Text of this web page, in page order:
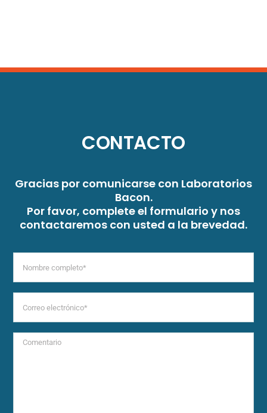
CONTACTO
Gracias por comunicarse con Laboratorios
Bacon.
Por favor, complete el formulario y nos
contactaremos con usted a la brevedad.